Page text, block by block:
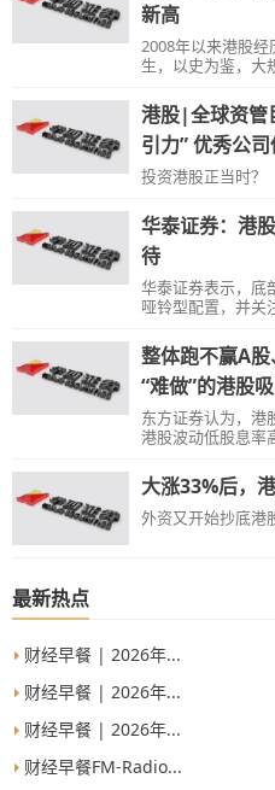
新高
2008年以来港股
生，以史为鉴，大
年，恒指跌逾48%
港股|全球资管
引力” 优秀公
投资港股正当时？
华泰证券：港
待
华泰证券表示，底
哑铃型配置，并关
整体跑不赢A
“难做”的港股
东方证券认为，港
港股波动低股息率
大涨33%后，
外资又开始抄底港
最新热点
财经早餐 | 2026年...
财经早餐 | 2026年...
财经早餐 | 2026年...
财经早餐FM-Radio...